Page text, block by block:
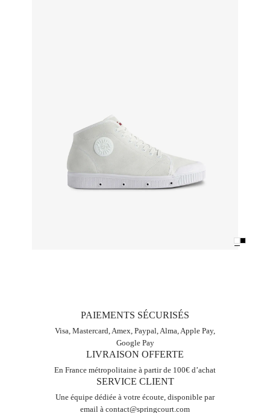
PAIEMENTS SÉCURISÉS
Visa, Mastercard, Amex, Paypal, Alma, Apple Pay,
Google Pay
LIVRAISON OFFERTE
En France métropolitaine à partir de 100€ d’achat
SERVICE CLIENT
Une équipe dédiée à votre écoute, disponible par
email à contact@springcourt.com